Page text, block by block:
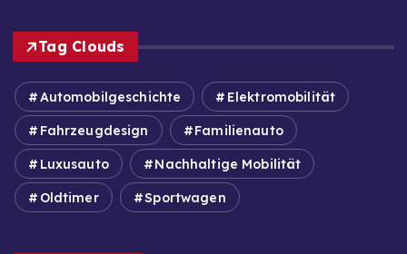
Tag Clouds
Automobilgeschichte Elektromobilität
Fahrzeugdesign Familienauto
Luxusauto Nachhaltige Mobilität
Oldtimer Sportwagen